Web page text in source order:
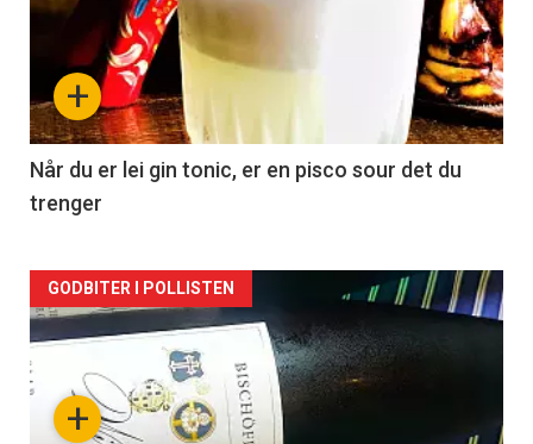
akkurat
nå
-
2
+
Når du er lei gin tonic, er en pisco sour det du
trenger
Forsiden
akkurat
nå+
GODBITER I POLLISTEN